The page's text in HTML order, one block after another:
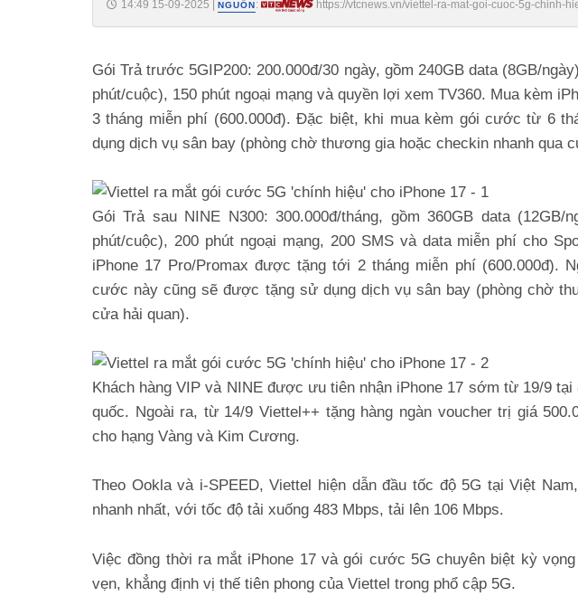
14:49 15-09-2025 | NGUỒN: https://vtcnews.vn/viettel-ra-mat-goi-cuoc-5g-chinh-
Gói Trả trước 5GIP200: 200.000đ/30 ngày, gồm 240GB data (8GB/
phút/cuộc), 150 phút ngoại mạng và quyền lợi xem TV360. Mua kèm
3 tháng miễn phí (600.000đ). Đặc biệt, khi mua kèm gói cước từ 6
dụng dịch vụ sân bay (phòng chờ thương gia hoặc checkin nhanh qua
Gói Trả sau NINE N300: 300.000đ/tháng, gồm 360GB data
phút/cuộc), 200 phút ngoại mạng, 200 SMS và data miễn phí cho
iPhone 17 Pro/Promax được tặng tới 2 tháng miễn phí (600.000đ).
cước này cũng sẽ được tặng sử dụng dịch vụ sân bay (phòng chờ
cửa hải quan).
Khách hàng VIP và NINE được ưu tiên nhận iPhone 17 sớm từ 19/9
quốc. Ngoài ra, từ 14/9 Viettel++ tặng hàng ngàn voucher trị giá
cho hạng Vàng và Kim Cương.
Theo Ookla và i-SPEED, Viettel hiện dẫn đầu tốc độ 5G tại Việt
nhanh nhất, với tốc độ tải xuống 483 Mbps, tải lên 106 Mbps.
Việc đồng thời ra mắt iPhone 17 và gói cước 5G chuyên biệt kỳ
vẹn, khẳng định vị thế tiên phong của Viettel trong phổ cập 5G.